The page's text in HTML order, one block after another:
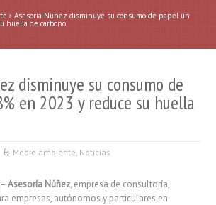
Asesoría Núñez disminuye su consumo de papel un
huella de carbono
disminuye su consumo de
en 2023 y reduce su huella
Medio ambiente, Noticias
Asesoría Núñez, empresa de consultoría,
empresas, autónomos y particulares en